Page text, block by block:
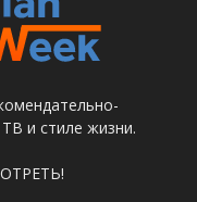
и стиле жизни.